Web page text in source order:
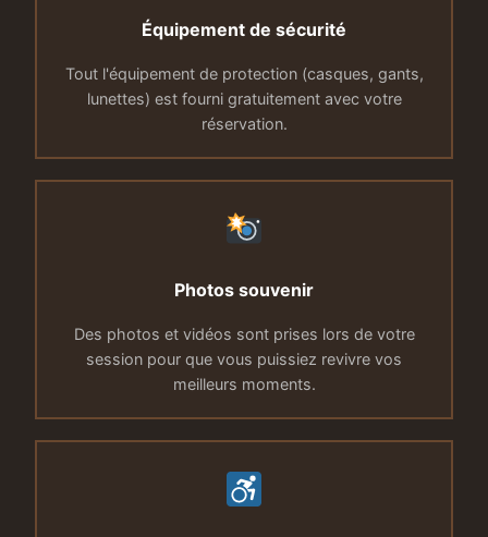
Équipement de sécurité
Tout l'équipement de protection (casques, gants,
lunettes) est fourni gratuitement avec votre
réservation.
Photos souvenir
Des photos et vidéos sont prises lors de votre
session pour que vous puissiez revivre vos
meilleurs moments.